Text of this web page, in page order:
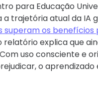
para Educação
a trajetória atual da IA
superam os benefícios
relatório explica que
uso consciente e
o aprendizado